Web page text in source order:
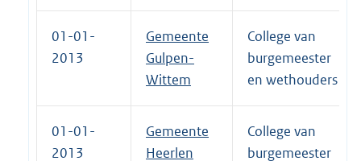
01-01-
2013
Gemeente
Gulpen-
Wittem
College van
burgemeester
en wethouders
01-01-
2013
Gemeente
Heerlen
College van
burgemeester